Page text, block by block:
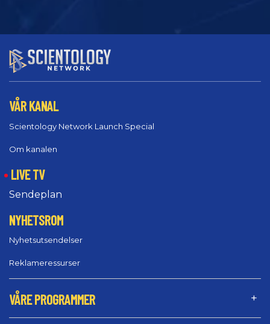
VÅR KANAL
Scientology Network Launch Special
Om kanalen
LIVE TV
Sendeplan
NYHETSROM
Nyhetsutsendelser
Reklameressurser
VÅRE PROGRAMMER